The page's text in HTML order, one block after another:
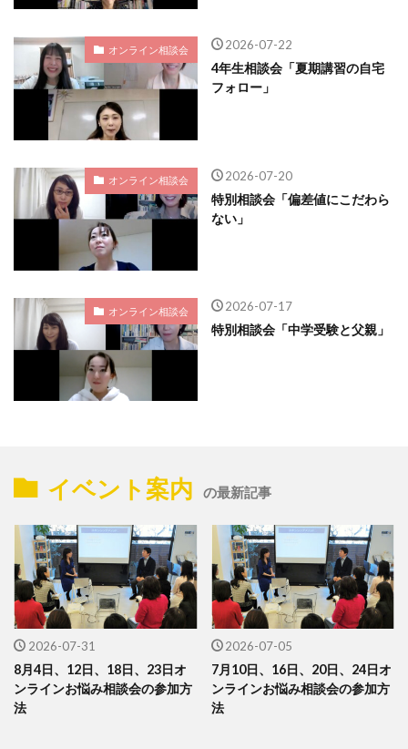
オンライン相談会 2026-07-22
4年生相談会「夏期講習の自宅
フォロー」
オンライン相談会 2026-07-20
特別相談会「偏差値にこだわら
ない」
オンライン相談会 2026-07-17
特別相談会「中学受験と父親」
イベント案内 の最新記事
2026-07-31
8月4日、12日、18日、23日オ
ンラインお悩み相談会の参加方
法
2026-07-05
7月10日、16日、20日、24日オ
ンラインお悩み相談会の参加方
法